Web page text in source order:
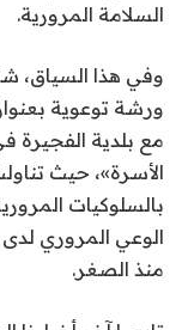
السلامة المرورية.
وفي هذا السياق،
ورشة توعوية
مع بلدية
الأسرة»، حيث
بالسلوكيات
الوعي المروري لدى
منذ الصغر.